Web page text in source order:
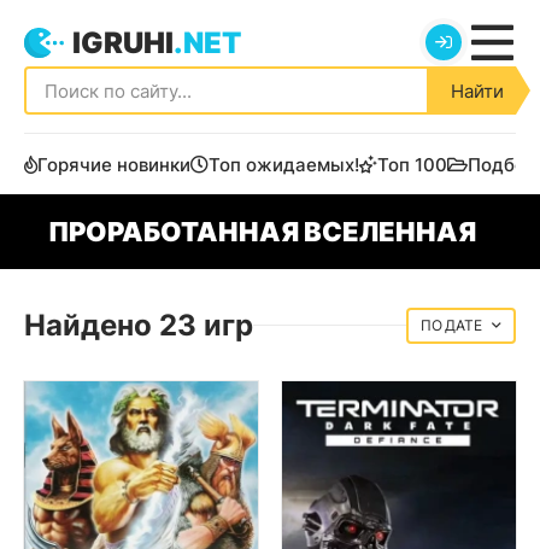
IGRUHI.NET
Найти
Горячие новинки Топ ожидаемых! Топ 100
ПРОРАБОТАННАЯ ВСЕЛЕННАЯ
Найдено 23 игр ДАТЕ